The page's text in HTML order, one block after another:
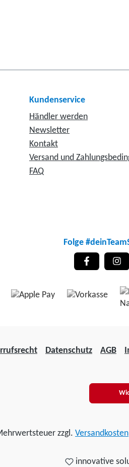
Kundenservice
Händler werden
Newsletter
Kontakt
Versand und
FAQ
Folge
Datenschutz AGB
zzgl. Versandkosten
innovative